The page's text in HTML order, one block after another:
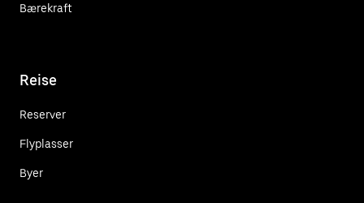
Bærekraft
Reise
Reserver
Flyplasser
Byer